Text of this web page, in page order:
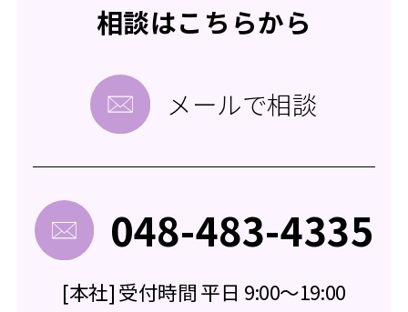
相談はこちらから
メールで相談
048-483-4335
[本社] 受付時間 平日 9:00～19:00